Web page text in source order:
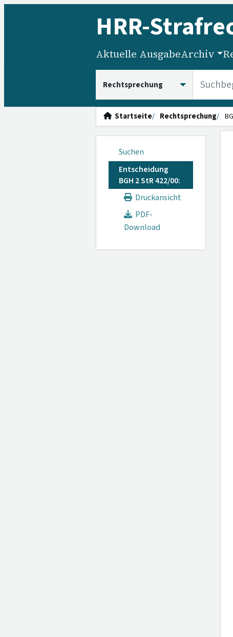
HRR-
Aktuelle AusgabeArchiv
Startseite Rechtsprechung
Suchen
Entscheidung
BGH 2 StR 422/00:
Druckansicht
PDF-
Download